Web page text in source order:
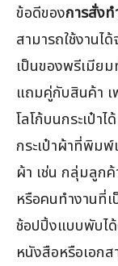
ข้อดีของการสั่งท
สามารถใช้งานไ
เป็นของพรีเมีย
แถมคู่กับสินค้า เ
โลโก้บนกระเป๋า
กระเป๋าผ้าที่พิม
ผ้า เช่น กลุ่มลูก
หรือคนทำงานที่
ช้อปปิ้งแบบพับไ
หนังสือหรือเอก